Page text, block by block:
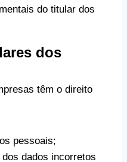
do titular dos
dos
têm o direito
pessoais;
dados incorretos